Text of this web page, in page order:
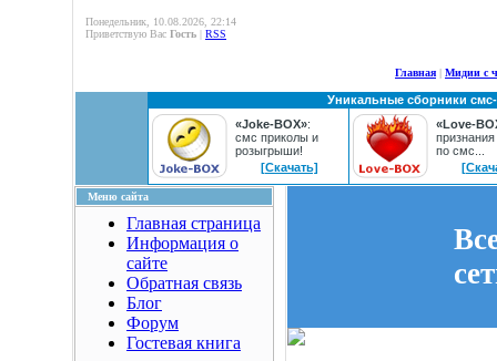
Понедельник, 10.08.2026, 22:14
Приветствую Вас Гость | RSS
Главная | Мидии с
Уникальные сборники
«Joke-BOX»:
смс приколы и
розыгрыши!
[Скачать]
«Love-
по смс...
Меню сайта
Главная страница
Информация о
сайте
Обратная связь
Блог
Форум
Гостевая книга